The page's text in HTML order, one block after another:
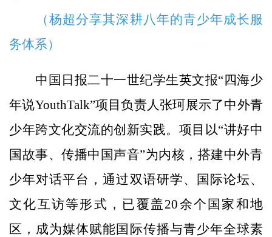
（杨超分享其深耕八年的青少年成长服
务体系）
中国日报二十一世纪学生英文报“四海少
年说YouthTalk”项目负责人张珂展示了中外青
少年跨文化交流的创新实践。项目以“讲好中
国故事、传播中国声音”为内核，搭建中外青
少年对话平台，通过双语研学、国际论坛、
文化互访等形式，已覆盖20余个国家和地
区，成为媒体赋能国际传播与青少年全球素